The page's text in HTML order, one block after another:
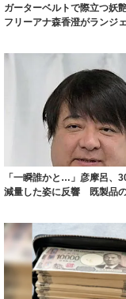
ガーターベルトで際立つ妖
フリーアナ森香澄がランジ
「一瞬誰かと…」彦摩呂、
減量した姿に反響 既製品